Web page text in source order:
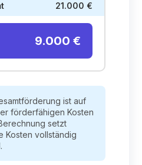
21.000 €
9.000 €
ist auf
förderfähigen Kosten
setzt
Kosten vollständig